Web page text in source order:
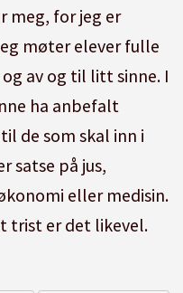
meg, for jeg er
møter elever fulle
av og til litt sinne. I
ha anbefalt
de som skal inn i
satse på jus,
eller medisin.
trist er det likevel.